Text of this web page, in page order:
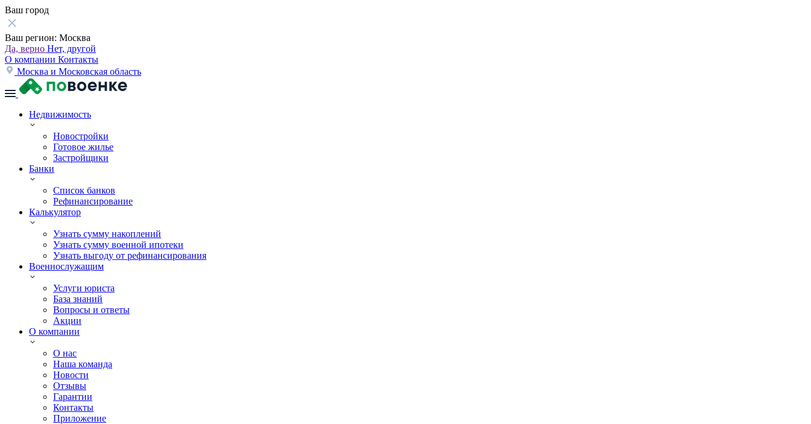
Ваш город
Ваш регион: Москва
Да, верно Нет, другой
О компании Контакты
Москва и Московская область
Недвижимость
Новостройки
Готовое жилье
Застройщики
Банки
Список банков
Рефинансирование
Калькулятор
Узнать сумму накоплений
Узнать сумму военной ипотеки
Узнать выгоду от рефинансирования
Военнослужащим
Услуги юриста
База знаний
Вопросы и ответы
Акции
О компании
О нас
Наша команда
Новости
Отзывы
Гарантии
Контакты
Приложение